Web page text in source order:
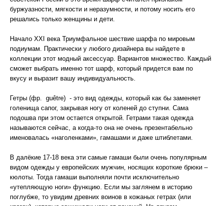
буржуазности, мягкости и неразумности, и потому носить его
решались только женщины и дети.
Начало XXI века Триумфальное шествие шарфа по мировым
подиумам. Практически у любого дизайнера вы найдете в
коллекции этот модный аксессуар. Вариантов множество. Каждый
сможет выбрать именно тот шарф, который придется вам по
вкусу и выразит вашу индивидуальность.
Гетры (фр. guêtre) - это вид одежды, который как бы заменяет
голенища сапог, закрывая ногу от коленей до ступни. Сама
подошва при этом остается открытой. Гетрами такая одежда
называются сейчас, а когда-то она не очень презентабельно
именовалась «наголенками», гамашами и даже штиблетами.
В далёкие 17-18 века эти самые гамаши были очень популярным
видом одежды у европейских мужчин, носящих короткие брюки –
кюлоты. Тогда гамаши выполняли почти исключительно
«утепляющую ноги» функцию. Если мы заглянем в историю
поглубже, то увидим древних воинов в кожаных гетрах (или